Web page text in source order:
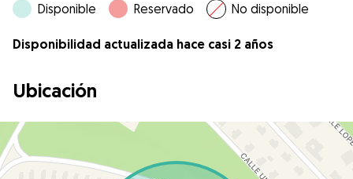
Disponible Reservado No disponible
Disponibilidad actualizada hace casi 2 años
Ubicación